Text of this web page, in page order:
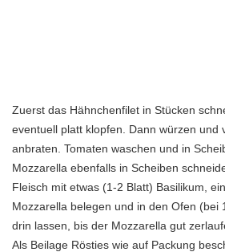
Zuerst das Hähnchenfilet in Stücken
eventuell platt klopfen. Dann würzen und
anbraten. Tomaten waschen und in
Mozzarella ebenfalls in Scheiben
Fleisch mit etwas (1-2 Blatt) Basilikum,
Mozzarella belegen und in den Ofen (bei
drin lassen, bis der Mozzarella gut
Als Beilage Rösties wie auf Packung